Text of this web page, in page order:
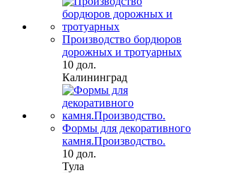
Производство бордюров
дорожных и тротуарных
10 дол.
Калининград
Формы для декоративного
камня.Производство.
10 дол.
Тула